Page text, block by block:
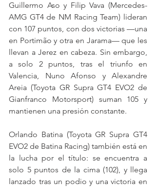
Guillermo Aso y Filip Vava (Mercedes-
AMG GT4 de NM Racing Team) lideran
con 107 puntos, con dos victorias —una
en Portimão y otra en Jarama— que les
llevan a Jerez en cabeza. Sin embargo,
a solo 2 puntos, tras el triunfo en
Valencia, Nuno Afonso y Alexandre
Areia (Toyota GR Supra GT4 EVO2 de
Gianfranco Motorsport) suman 105 y
mantienen una presión constante.
Orlando Batina (Toyota GR Supra GT4
EVO2 de Batina Racing) también está en
la lucha por el título: se encuentra a
solo 5 puntos de la cima (102), y llega
lanzado tras un podio y una victoria en